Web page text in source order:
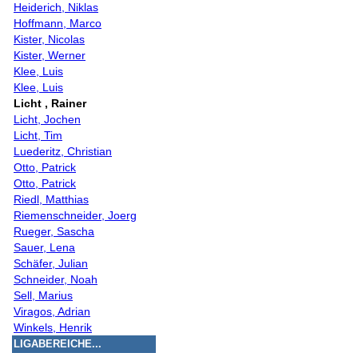
Heiderich, Niklas
Hoffmann, Marco
Kister, Nicolas
Kister, Werner
Klee, Luis
Klee, Luis
Licht , Rainer
Licht, Jochen
Licht, Tim
Luederitz, Christian
Otto, Patrick
Otto, Patrick
Riedl, Matthias
Riemenschneider, Joerg
Rueger, Sascha
Sauer, Lena
Schäfer, Julian
Schneider, Noah
Sell, Marius
Viragos, Adrian
Winkels, Henrik
LIGABEREICHE...